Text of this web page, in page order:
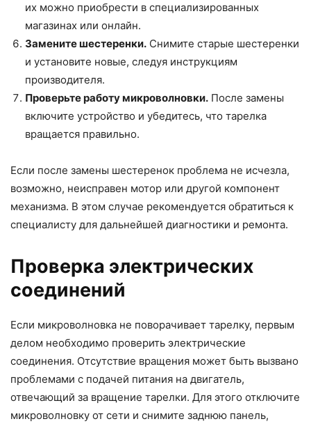
их можно приобрести в специализированных
магазинах или онлайн.
Замените шестеренки. Снимите старые шестеренки
и установите новые, следуя инструкциям
производителя.
Проверьте работу микроволновки. После замены
включите устройство и убедитесь, что тарелка
вращается правильно.
Если после замены шестеренок проблема не исчезла,
возможно, неисправен мотор или другой компонент
механизма. В этом случае рекомендуется обратиться к
специалисту для дальнейшей диагностики и ремонта.
Проверка электрических
соединений
Если микроволновка не поворачивает тарелку, первым
делом необходимо проверить электрические
соединения. Отсутствие вращения может быть вызвано
проблемами с подачей питания на двигатель,
отвечающий за вращение тарелки. Для этого отключите
микроволновку от сети и снимите заднюю панель,